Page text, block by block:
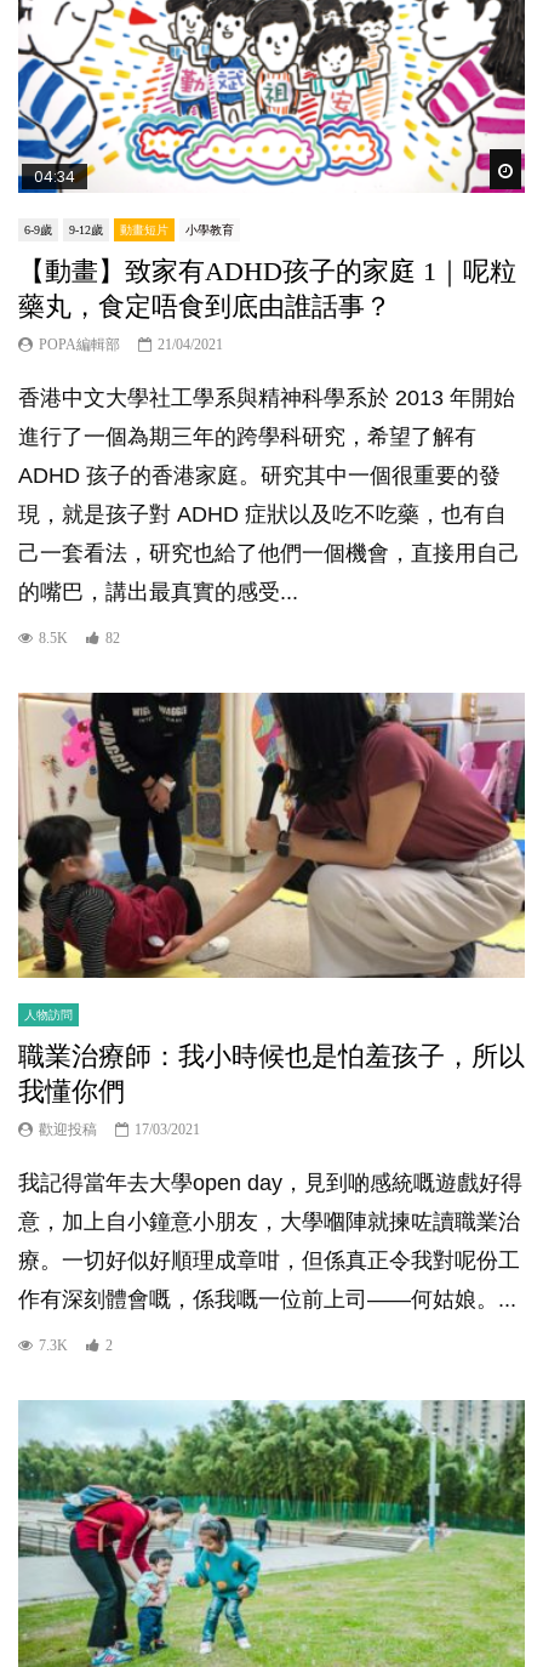
04:34
6-9歲 9-12歲 動畫短片 小學教育
【動畫】致家有ADHD孩子的家庭 1｜呢粒
藥丸，食定唔食到底由誰話事？
POPA編輯部 21/04/2021
香港中文大學社工學系與精神科學系於 2013 年開始
進行了一個為期三年的跨學科研究，希望了解有
ADHD 孩子的香港家庭。研究其中一個很重要的發
現，就是孩子對 ADHD 症狀以及吃不吃藥，也有自
己一套看法，研究也給了他們一個機會，直接用自己
的嘴巴，講出最真實的感受...
8.5K 82
人物訪問
職業治療師：我小時候也是怕羞孩子，所以
我懂你們
歡迎投稿 17/03/2021
我記得當年去大學open day，見到啲感統嘅遊戲好得
意，加上自小鐘意小朋友，大學嗰陣就揀咗讀職業治
療。一切好似好順理成章咁，但係真正令我對呢份工
作有深刻體會嘅，係我嘅一位前上司——何姑娘。...
7.3K 2